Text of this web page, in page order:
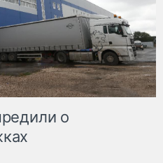
о